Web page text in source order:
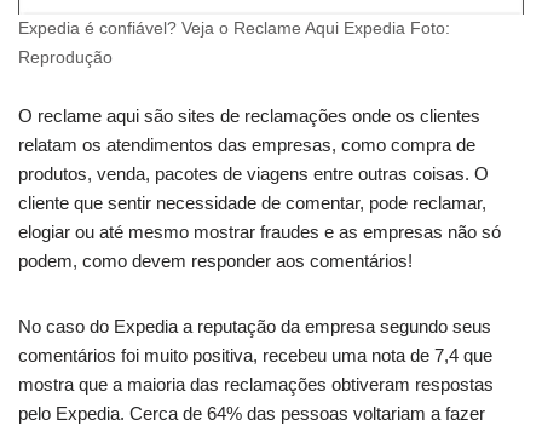
Expedia é confiável? Veja o Reclame Aqui Expedia Foto:
Reprodução
O reclame aqui são sites de reclamações onde os clientes
relatam os atendimentos das empresas, como compra de
produtos, venda, pacotes de viagens entre outras coisas. O
cliente que sentir necessidade de comentar, pode reclamar,
elogiar ou até mesmo mostrar fraudes e as empresas não só
podem, como devem responder aos comentários!
No caso do Expedia a reputação da empresa segundo seus
comentários foi muito positiva, recebeu uma nota de 7,4 que
mostra que a maioria das reclamações obtiveram respostas
pelo Expedia. Cerca de 64% das pessoas voltariam a fazer